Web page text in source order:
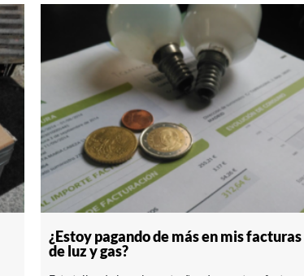
¿Estoy pagando de más en mis facturas
de luz y gas?